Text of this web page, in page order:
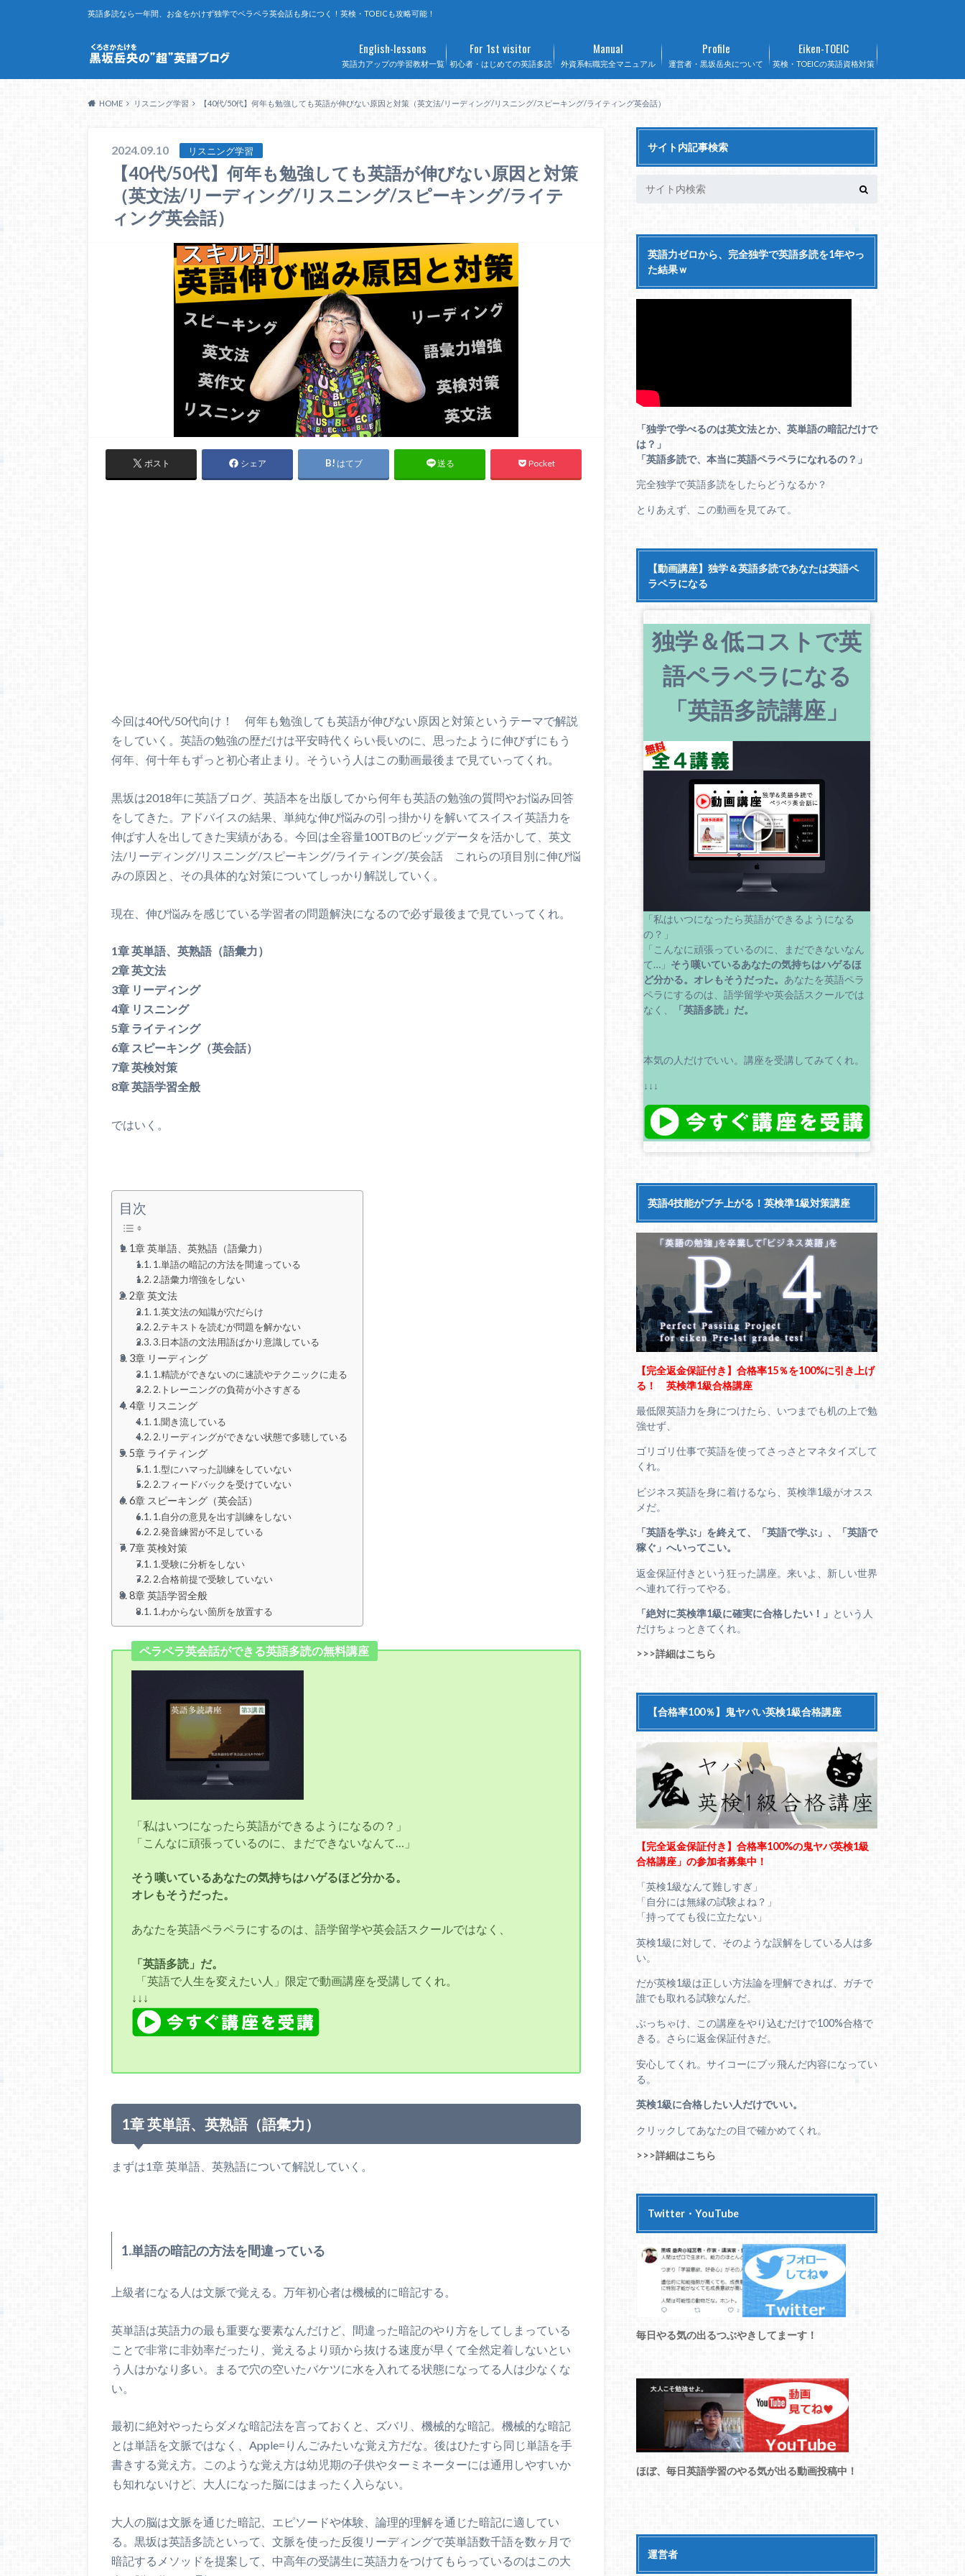
英語多読なら一年間、お金をかけず独学でペラペラ英会話も身につく！英検・TOEICも攻略可能！
英語力アップの学習教材一覧
English-lessons
初心者・はじめての英語多読
For 1st visitor
外資系転職完全マニュアル
Manual
運営者・黒坂岳央について
Profile
英検・TOEICの英語資格対策
Eiken-TOEIC
HOME リスニング学習 【40代/50代】何年も勉強しても英語が伸びない原因と対策（英文法/リーディング/リスニング/スピーキング/ライティング英会話）
2024.09.10 リスニング学習
【40代/50代】何年も勉強しても英語が伸びない原因と対策
（英文法/リーディング/リスニング/スピーキング/ライテ
ィング英会話）
ポスト シェア はてブ 送る Pocket
今回は40代/50代向け！ 何年も勉強しても英語が伸びない原因と対策というテーマで解説
をしていく。英語の勉強の歴だけは平安時代くらい長いのに、思ったように伸びずにもう
何年、何十年もずっと初心者止まり。そういう人はこの動画最後まで見ていってくれ。
黒坂は2018年に英語ブログ、英語本を出版してから何年も英語の勉強の質問やお悩み回答
をしてきた。アドバイスの結果、単純な伸び悩みの引っ掛かりを解いてスイスイ英語力を
伸ばす人を出してきた実績がある。今回は全容量100TBのビッグデータを活かして、 英文
法/リーディング/リスニング/スピーキング/ライティング/英会話 これらの項目別に伸び悩
みの原因と、その具体的な対策についてしっかり解説していく。
現在、伸び悩みを感じている学習者の問題解決になるので必ず最後まで見ていってくれ。
1章 英単語、英熟語（語彙力）
2章 英文法
3章 リーディング
4章 リスニング
5章 ライティング
6章 スピーキング（英会話）
7章 英検対策
8章 英語学習全般
ではいく。
目次
1章 英単語、英熟語（語彙力）
1.単語の暗記の方法を間違っている
2.語彙力増強をしない
2章 英文法
1.英文法の知識が穴だらけ
2.テキストを読むが問題を解かない
3.日本語の文法用語ばかり意識している
3章 リーディング
1.精読ができないのに速読やテクニックに走る
2.トレーニングの負荷が小さすぎる
4章 リスニング
1.聞き流している
2.リーディングができない状態で多聴している
5章 ライティング
1.型にハマった訓練をしていない
2.フィードバックを受けていない
6章 スピーキング（英会話）
1.自分の意見を出す訓練をしない
2.発音練習が不足している
7章 英検対策
1.受験に分析をしない
2.合格前提で受験していない
8章 英語学習全般
1.わからない箇所を放置する
ペラペラ英会話ができる英語多読の無料講座
「私はいつになったら英語ができるようになるの？」
「こんなに頑張っているのに、まだできないなんて…」
そう嘆いているあなたの気持ちはハゲるほど分かる。
オレもそうだった。
あなたを英語ペラペラにするのは、語学留学や英会話スクールではなく、
「英語多読」だ。
「英語で人生を変えたい人」限定で動画講座を受講してくれ。
↓↓↓
1章 英単語、英熟語（語彙力）
まずは1章 英単語、英熟語について解説していく。
1.単語の暗記の方法を間違っている
上級者になる人は文脈で覚える。万年初心者は機械的に暗記する。
英単語は英語力の最も重要な要素なんだけど、間違った暗記のやり方をしてしまっている
ことで非常に非効率だったり、覚えるより頭から抜ける速度が早くて全然定着しないとい
う人はかなり多い。まるで穴の空いたバケツに水を入れてる状態になってる人は少なくな
い。
最初に絶対やったらダメな暗記法を言っておくと、ズバリ、機械的な暗記。機械的な暗記
とは単語を文脈ではなく、Apple=りんごみたいな覚え方だな。後はひたすら同じ単語を手
書きする覚え方。このような覚え方は幼児期の子供やターミネーターには通用しやすいか
も知れないけど、大人になった脳にはまったく入らない。
大人の脳は文脈を通じた暗記、エピソードや体験、論理的理解を通じた暗記に適してい
る。黒坂は英語多読といって、文脈を使った反復リーディングで英単語数千語を数ヶ月で
暗記するメソッドを提案して、中高年の受講生に英語力をつけてもらっているのはこの大
サイト内記事検索
英語力ゼロから、完全独学で英語多読を1年やっ
た結果ｗ
「独学で学べるのは英文法とか、英単語の暗記だけで
は？」
「英語多読で、本当に英語ペラペラになれるの？」
完全独学で英語多読をしたらどうなるか？
とりあえず、この動画を見てみて。
【動画講座】独学＆英語多読であなたは英語ペ
ラペラになる
独学＆低コストで英
語ペラペラになる
「英語多読講座」
「私はいつになったら英語ができるようになる
の？」
「こんなに頑張っているのに、まだできないなん
て…」 そう嘆いているあなたの気持ちはハゲるほ
ど分かる。 オレもそうだった。 あなたを英語ペラ
ペラにするのは、語学留学や英会話スクールでは
なく、
「英語多読」だ。
本気の人だけでいい。講座を受講してみてくれ。
↓↓↓
英語4技能がブチ上がる！英検準1級対策講座
【完全返金保証付き】合格率15％を100%に引き上げ
る！ 英検準1級合格講座
最低限英語力を身につけたら、いつまでも机の上で勉
強せず、
ゴリゴリ仕事で英語を使ってさっさとマネタイズして
くれ。
ビジネス英語を身に着けるなら、英検準1級がオスス
メだ。
「英語を学ぶ」を終えて、「英語で学ぶ」、「英語で
稼ぐ」へいってこい。
返金保証付きという狂った講座。来いよ、新しい世界
へ連れて行ってやる。
「絶対に英検準1級に確実に合格したい！」 という人
だけちょっときてくれ。
>>>詳細はこちら
【合格率100％】鬼ヤバい英検1級合格講座
【完全返金保証付き】合格率100%の鬼ヤバ英検1級
合格講座」の参加者募集中！
「英検1級なんて難しすぎ」
「自分には無縁の試験よね？」
「持ってても役に立たない」
英検1級に対して、そのような誤解をしている人は多
い。
だが英検1級は正しい方法論を理解できれば、ガチで
誰でも取れる試験なんだ。
ぶっちゃけ、この講座をやり込むだけで100%合格で
きる。さらに返金保証付きだ。
安心してくれ。サイコーにブッ飛んだ内容になってい
る。
英検1級に合格したい人だけでいい。
クリックしてあなたの目で確かめてくれ。
>>>詳細はこちら
Twitter・YouTube
毎日やる気の出るつぶやきしてまーす！
ほぼ、毎日英語学習のやる気が出る動画投稿中！
運営者